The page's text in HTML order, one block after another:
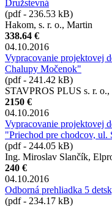
Družstevná
(pdf - 236.53 kB)
Hakom, s. r. o., Martin
338.64 €
04.10.2016
Vypracovanie projektovej
Chalupy Močenok"
(pdf - 241.42 kB)
STAVPROS PLUS s. r. o.,
2150 €
04.10.2016
Vypracovanie projektovej
"Priechod pre chodcov, ul.
(pdf - 244.05 kB)
Ing. Miroslav Slančík,
240 €
04.10.2016
Odborná prehliadka 5
(pdf - 234.17 kB)